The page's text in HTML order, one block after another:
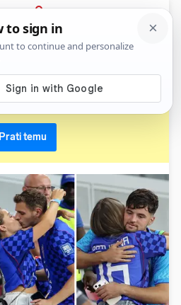
PRIJAVA
vatreni
Prati temu